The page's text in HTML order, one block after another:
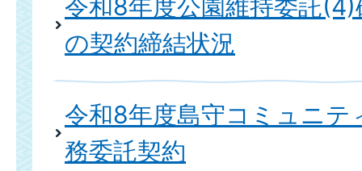
令和8年度公園維持委託
の契約締結状況
令和8年度島守コミュニテ
務委託契約